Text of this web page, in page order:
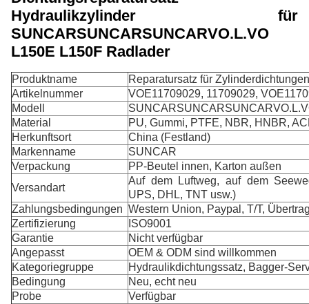
Hydraulikzylinder für
SUNCARSUNCARSUNCARVO.L.VO
L150E L150F Radlader
Produktname
Reparatursatz für Zylinderdichtungen
Artikelnummer
VOE11709029, 11709029,
Modell
Material
PU, Gummi, PTFE, NBR, HNBR,
Herkunftsort
China (Festland)
Markenname
SUNCAR
Verpackung
PP-Beutel innen, Karton außen
Versandart
Auf dem Luftweg, auf dem
UPS, DHL, TNT usw.)
Zahlungsbedingungen Western Union, Paypal, T/T,
Zertifizierung
ISO9001
Garantie
Nicht verfügbar
Angepasst
OEM & ODM sind willkommen
Kategoriegruppe
Hydraulikdichtungssatz, Bagger-
Bedingung
Neu, echt neu
Probe
Verfügbar